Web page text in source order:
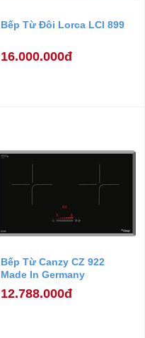
Bếp Từ Đôi Lorca LCI 899
16.000.000đ
Bếp Từ Canzy CZ 922
Made In Germany
12.788.000đ